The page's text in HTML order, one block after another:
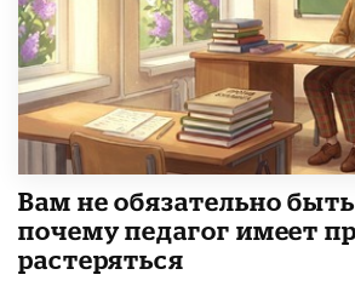
​Вам не обязательно
почему педагог имеет
растеряться